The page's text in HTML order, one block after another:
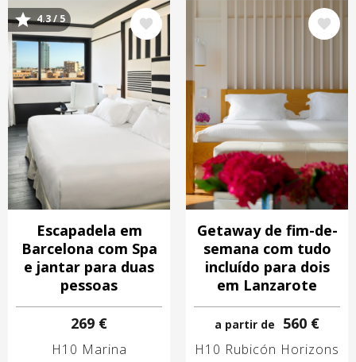
Imagem
4.3 / 5
Escapadela em
Barcelona com Spa
e jantar para duas
pessoas
269 €
H10 Marina
Imagem
Getaway de fim-de-
semana com tudo
incluído para dois
em Lanzarote
a partir de 560 €
H10 Rubicón Horizons